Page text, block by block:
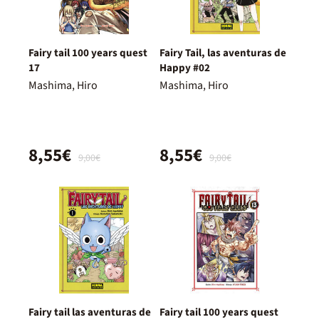
Fairy tail 100 years quest
17
Mashima, Hiro
9,00€
8,55€
Fairy Tail, las aventuras de
Happy #02
Mashima, Hiro
9,00€
8,55€
Fairy tail las aventuras de
Fairy tail 100 years quest